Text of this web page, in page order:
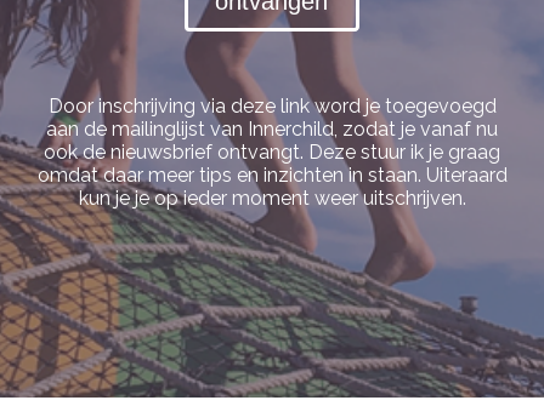
Door inschrijving via deze link word je toegevoegd
aan de mailinglijst van Innerchild, zodat je vanaf nu
ook de nieuwsbrief ontvangt. Deze stuur ik je graag
omdat daar meer tips en inzichten in staan. Uiteraard
kun je je op ieder moment weer uitschrijven.